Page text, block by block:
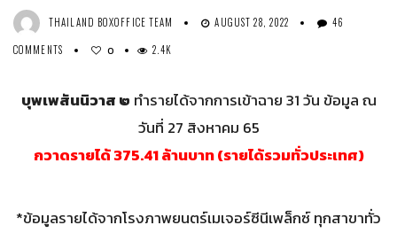
THAILAND BOXOFFICE TEAM AUGUST 28, 2022
46
COMMENTS
0 2.4K
บุพเพสันนิวาส ๒ ทำรายได้จากการเข้าฉาย 31 วัน ข้อมูล ณ
วันที่ 27 สิงหาคม 65
กวาดรายได้ 375.41 ล้านบาท (รายได้รวมทั่วประเทศ)
*ข้อมูลรายได้จากโรงภาพยนตร์เมเจอร์ซีนีเพล็กซ์ ทุกสาขาทั่ว